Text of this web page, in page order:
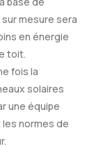
mesure sera
en énergie
toit.
fois la
solaires
une équipe
normes de